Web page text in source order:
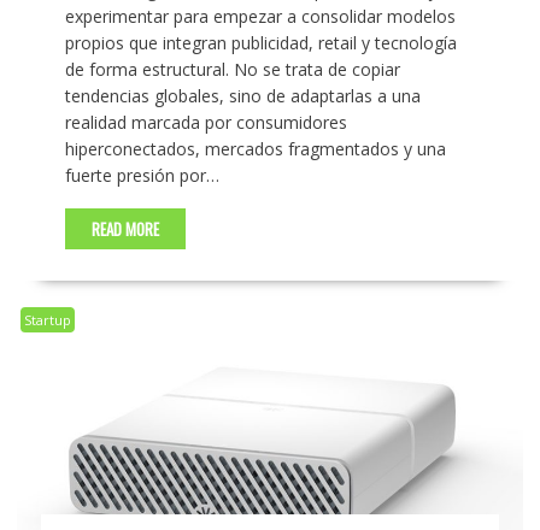
experimentar para empezar a consolidar modelos
propios que integran publicidad, retail y tecnología
de forma estructural. No se trata de copiar
tendencias globales, sino de adaptarlas a una
realidad marcada por consumidores
hiperconectados, mercados fragmentados y una
fuerte presión por…
READ MORE
Startup